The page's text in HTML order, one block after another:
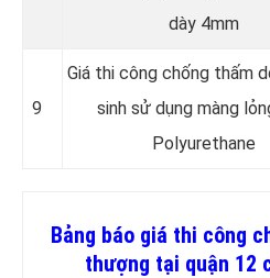
dày 4mm
9
Giá thi công chống thấm
sinh sử dụng màng
Polyurethane
Bảng báo giá thi công
thượng tại quận 12